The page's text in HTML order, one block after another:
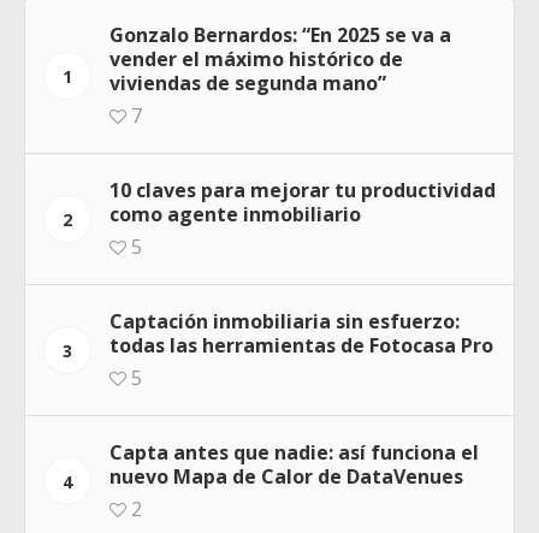
1
Gonzalo Bernardos: “En 2025 se va a
vender el máximo histórico de
viviendas de segunda mano”
7
2
10 claves para mejorar tu productividad
como agente inmobiliario
5
3
Captación inmobiliaria sin esfuerzo:
todas las herramientas de Fotocasa Pro
5
4
Capta antes que nadie: así funciona el
nuevo Mapa de Calor de DataVenues
2